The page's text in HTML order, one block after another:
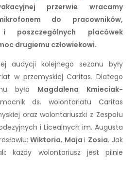
przerwie wracamy
do pracowników,
i poszczególnych placówek
drugiemu człowiekowi.
audycji kolejnego sezonu były
w przemyskiej Caritas. Dlatego
była Magdalena Kmieciak-
ds. wolontariatu Caritas
oraz wolontariuszki z Zespołu
i Licealnych im. Augusta
Wiktoria, Majai Zosia. Jak
każdy wolontariusz jest pilnie